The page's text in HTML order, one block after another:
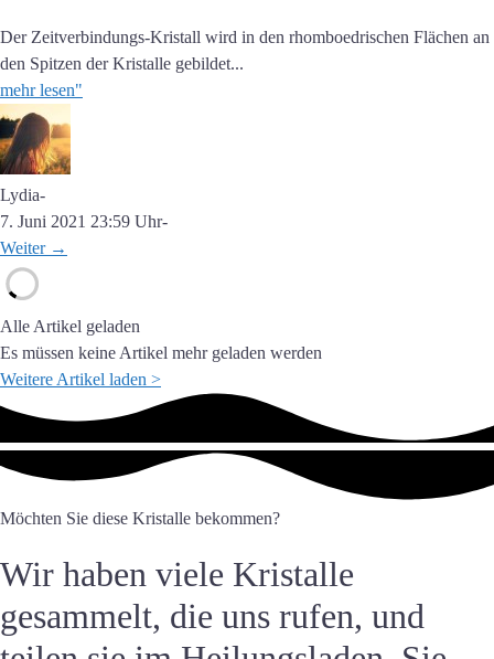
Der Zeitverbindungs-Kristall wird in den rhomboedrischen Flächen an
den Spitzen der Kristalle gebildet...
mehr lesen"
Lydia-
7. Juni 2021 23:59 Uhr-
Weiter →
Alle Artikel geladen
Es müssen keine Artikel mehr geladen werden
Weitere Artikel laden >
Möchten Sie diese Kristalle bekommen?
Wir haben viele Kristalle
gesammelt, die uns rufen, und